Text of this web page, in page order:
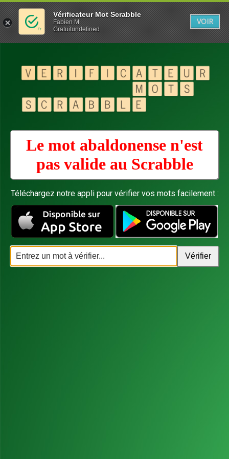
Le mot abaldonense n'est
pas valide au Scrabble
Téléchargez notre appli pour vérifier vos mots facilement :
Vérificateur Mot Scrabble
Fabien M
Gratuitundefined
VOIR